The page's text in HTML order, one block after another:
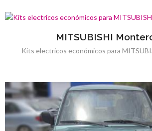
MITSUBISHI
Kits electricos económicos para